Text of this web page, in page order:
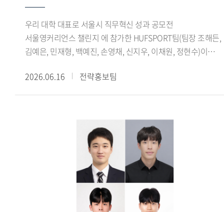
창업 공간 제공 등 다양한 지원 프로그램을 운영하고 있다.
선정된 학생창업팀에는 최대 2개 학기 동안 혜택이 제공되며,
전문가 특강과 창업 실무 교육 등 창업 역량 강화를 위한
프로그램도 함께 지원된다.오세홍 글로벌창업지원단장은 이번
성과는 특정 분야에 국한되지 않고 기술, 문화, 플랫폼 등
다채로운 영역에서 학생들의 창의적인 아이디어와 열정이
생태계를 더욱 공고히 하고, 학생들이 혁신 창업가로 성장할 수
있도록 체계적이고 아낌없는 지원을 이어가겠다 고 전했다.
우리 대학 대표로 서울시 직무혁신 성과 공모전
서울영커리언스 챌린지 에 참가한 HUFSPORT팀(팀장 조해든,
김예은, 민재형, 백예진, 손영채, 신지우, 이채원, 정현수)이
는 기업이 제시한 실제 과제를 청년들이 팀 단위로 수행하며
문제 해결 능력과 실무 역량을 기르는 프로그램이다. 올해
8개 팀 64명이 선발됐다. 참가자들은 지난 3월 24일부터 6월
6일까지 약 10주간 프로젝트를 수행했으며, 6월 6일
서울글로벌센터 국제회의실에서 열린 성과공유회 및
수료식에서 최종 결과를 발표했다.HUFSPORT팀은 수출
경험이 없는 국내 중소기업 3개사를 대상으로 수출 인프라
구축, 해외 바이어 발굴, 화상 미팅 등 해외영업 전 과정을 직접
수행했다. 특히 기업별 산업 특성을 분석해 적합한 해외 시장을
2026.06.16 전략홍보팀